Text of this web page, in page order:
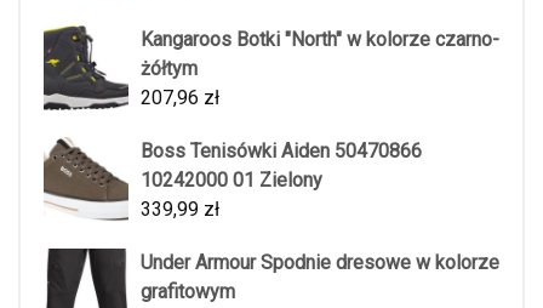
Kangaroos Botki "North" w kolorze czarno-
żółtym
207,96 zł
Boss Tenisówki Aiden 50470866
10242000 01 Zielony
339,99 zł
Under Armour Spodnie dresowe w kolorze
grafitowym